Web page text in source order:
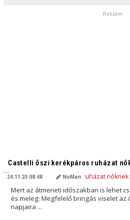
Reklám
Castelli őszi kerékpáros ruházat
24.11.23 08:48 NoMan
Mert az átmeneti időszakban is lehet
és meleg: Megfelelő bringás viselet az
napjaira ...